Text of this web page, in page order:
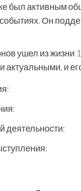
был активным
Он
ушел из жизни
актуальными, и
деятельности: